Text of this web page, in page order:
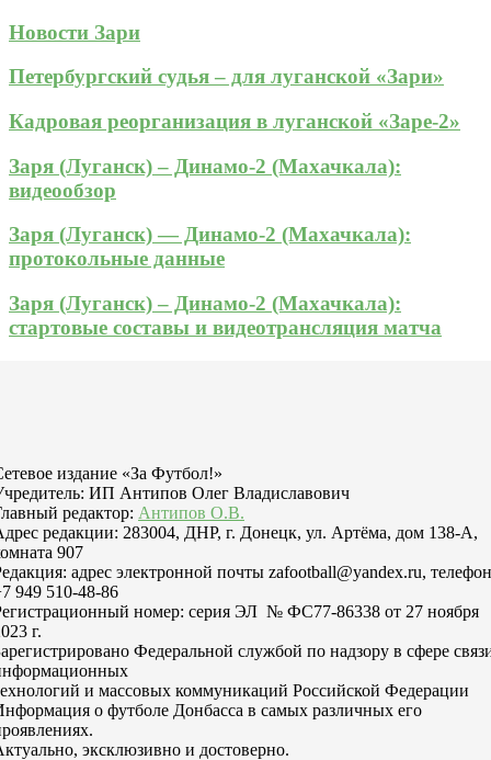
Новости Зари
Петербургский судья – для луганской «Зари»
Кадровая реорганизация в луганской «Заре-2»
Заря (Луганск) – Динамо-2 (Махачкала):
видеообзор
Заря (Луганск) — Динамо-2 (Махачкала):
протокольные данные
Заря (Луганск) – Динамо-2 (Махачкала):
стартовые составы и видеотрансляция матча
издание «За Футбол!»
ИП Антипов Олег Владиславович
редактор: Антипов О.В.
редакции: 283004, ДНР, г. Донецк, ул. Артёма, дом 138-А,
907
адрес электронной почты zafootball@yandex.ru, телефон
949 510-48-86
номер: серия ЭЛ № ФС77-86338 от 27 ноября
г.
Федеральной службой по надзору в сфере
и массовых коммуникаций Российской Федерации
о футболе Донбасса в самых различных его
эксклюзивно и достоверно.